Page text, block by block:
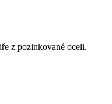
z pozinkované oceli.